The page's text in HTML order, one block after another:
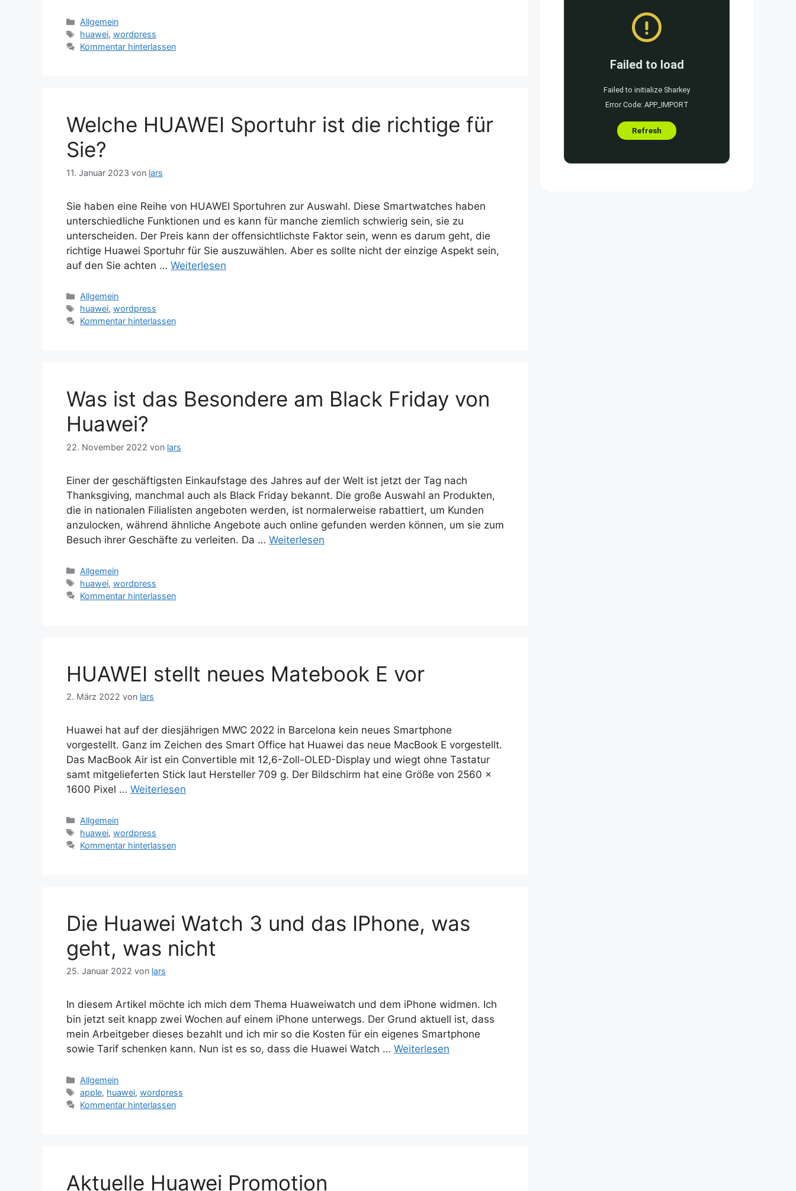
Kategorien
Allgemein
Schlagwörter
huawei,wordpress
Kommentar hinterlassen
Welche HUAWEI Sportuhr ist die richtige für
Sie?
11. Januar 2023 von lars
Sie haben eine Reihe von HUAWEI Sportuhren zur Auswahl. Diese Smartwatches haben
unterschiedliche Funktionen und es kann für manche ziemlich schwierig sein, sie zu
unterscheiden. Der Preis kann der offensichtlichste Faktor sein, wenn es darum geht, die
richtige Huawei Sportuhr für Sie auszuwählen. Aber es sollte nicht der einzige Aspekt sein,
auf den Sie achten … Weiterlesen
Kategorien
Allgemein
Schlagwörter
huawei,wordpress
Kommentar hinterlassen
Was ist das Besondere am Black Friday von
Huawei?
22. November 2022 von lars
Einer der geschäftigsten Einkaufstage des Jahres auf der Welt ist jetzt der Tag nach
Thanksgiving, manchmal auch als Black Friday bekannt. Die große Auswahl an Produkten,
die in nationalen Filialisten angeboten werden, ist normalerweise rabattiert, um Kunden
anzulocken, während ähnliche Angebote auch online gefunden werden können, um sie zum
Besuch ihrer Geschäfte zu verleiten. Da … Weiterlesen
Kategorien
Allgemein
Schlagwörter
huawei,wordpress
Kommentar hinterlassen
HUAWEI stellt neues Matebook E vor
2. März 2022 von lars
Huawei hat auf der diesjährigen MWC 2022 in Barcelona kein neues Smartphone
vorgestellt. Ganz im Zeichen des Smart Office hat Huawei das neue MacBook E vorgestellt.
Das MacBook Air ist ein Convertible mit 12,6-Zoll-OLED-Display und wiegt ohne Tastatur
samt mitgelieferten Stick laut Hersteller 709 g. Der Bildschirm hat eine Größe von 2560 ×
1600 Pixel … Weiterlesen
Kategorien
Allgemein
Schlagwörter
huawei,wordpress
Kommentar hinterlassen
Die Huawei Watch 3 und das IPhone, was
geht, was nicht
25. Januar 2022 von lars
In diesem Artikel möchte ich mich dem Thema Huaweiwatch und dem iPhone widmen. Ich
bin jetzt seit knapp zwei Wochen auf einem iPhone unterwegs. Der Grund aktuell ist, dass
mein Arbeitgeber dieses bezahlt und ich mir so die Kosten für ein eigenes Smartphone
sowie Tarif schenken kann. Nun ist es so, dass die Huawei Watch … Weiterlesen
Kategorien
Allgemein
Schlagwörter
apple, huawei,wordpress
Kommentar hinterlassen
Aktuelle Huawei Promotion